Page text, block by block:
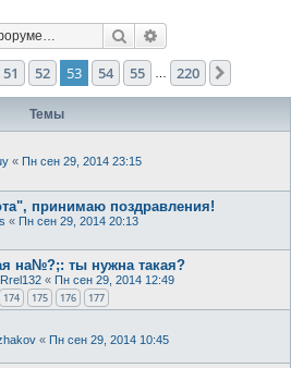
Поиск
51 52 53 54 55 220
Темы
« Пн сен 29, 2014 23:15
принимаю поздравления!
« Пн сен 29, 2014 20:13
на№?;: ты нужна такая?
« Пн сен 29, 2014 12:49
174 175 176 177
« Пн сен 29, 2014 10:45